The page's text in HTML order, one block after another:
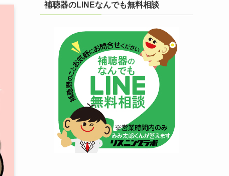
補聴器のLINEなんでも無料相談